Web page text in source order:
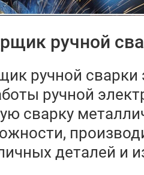
ручной
ручной сварки
ручной
сварку
деталей и